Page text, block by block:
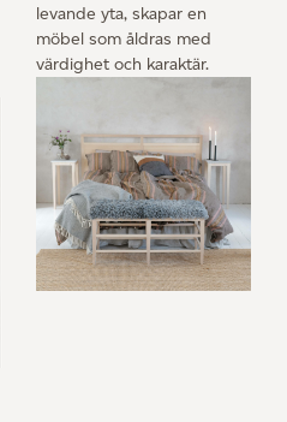
levande yta, skapar en
möbel som åldras med
värdighet och karaktär.